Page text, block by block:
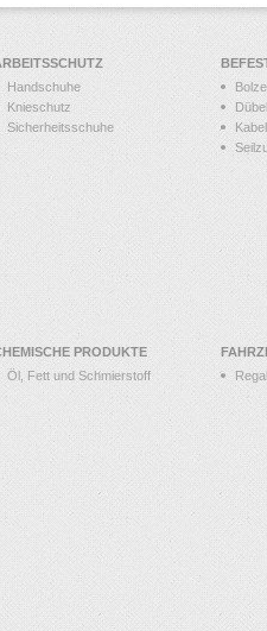
Handschuhe
Knieschutz
Sicherheitsschuhe
Dübel
PRODUKTE
Öl, Fett und Schmierstoff